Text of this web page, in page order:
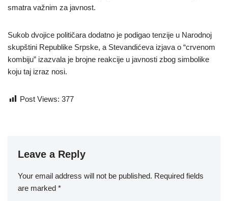
smatra važnim za javnost.
Sukob dvojice političara dodatno je podigao tenzije u Narodnoj
skupštini Republike Srpske, a Stevandićeva izjava o “crvenom
kombiju” izazvala je brojne reakcije u javnosti zbog simbolike
koju taj izraz nosi.
Post Views: 377
Leave a Reply
Your email address will not be published. Required fields
are marked *